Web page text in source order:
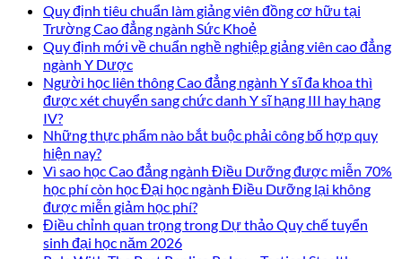
Quy định tiêu chuẩn làm giảng viên đồng cơ hữu tại
Trường Cao đẳng ngành Sức Khoẻ
Quy định mới về chuẩn nghề nghiệp giảng viên cao đẳng
ngành Y Dược
Người học liên thông Cao đẳng ngành Y sĩ đa khoa thì
được xét chuyển sang chức danh Y sĩ hạng III hay hạng
IV?
Những thực phẩm nào bắt buộc phải công bố hợp quy
hiện nay?
Vì sao học Cao đẳng ngành Điều Dưỡng được miễn 70%
học phí còn học Đại học ngành Điều Dưỡng lại không
được miễn giảm học phí?
Điều chỉnh quan trọng trong Dự thảo Quy chế tuyển
sinh đại học năm 2026